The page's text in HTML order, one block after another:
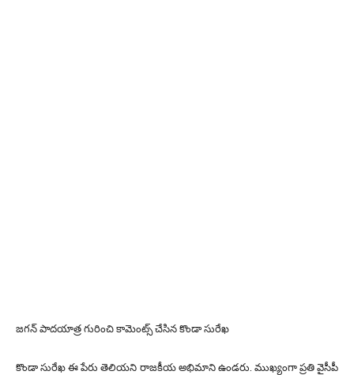
జగన్ పాదయాత్ర గురించి కామెంట్స్ చేసిన కొండా సురేఖ
కొండా సురేఖ ఈ పేరు తెలియని రాజకీయ అభిమాని ఉండరు. ముఖ్యంగా ప్రతి వైసీపీ